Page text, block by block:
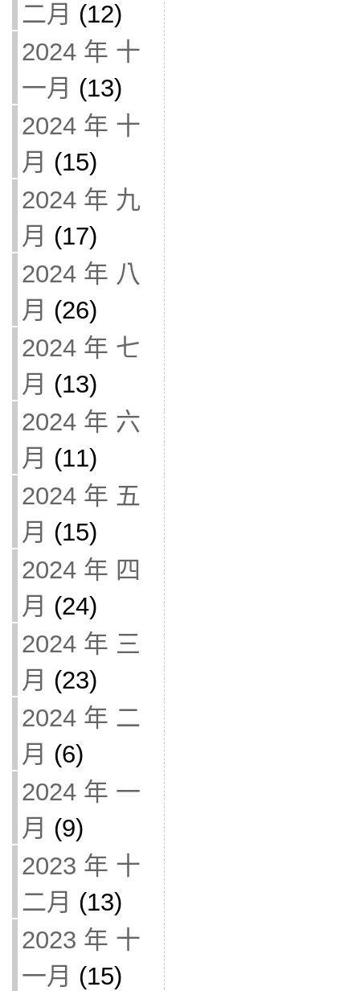
二月 (12)
2024 年 十
一月 (13)
2024 年 十
月 (15)
2024 年 九
月 (17)
2024 年 八
月 (26)
2024 年 七
月 (13)
2024 年 六
月 (11)
2024 年 五
月 (15)
2024 年 四
月 (24)
2024 年 三
月 (23)
2024 年 二
月 (6)
2024 年 一
月 (9)
2023 年 十
二月 (13)
2023 年 十
一月 (15)